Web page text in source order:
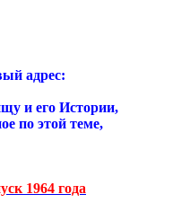
адрес:
и его Истории,
по этой теме,
1964 года